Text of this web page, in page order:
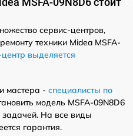
сервис-центров,
техники Midea MSFA-
выделяется
мастера - специалисты по
модель MSFA-09N8D6
задачей. На все виды
гарантия.